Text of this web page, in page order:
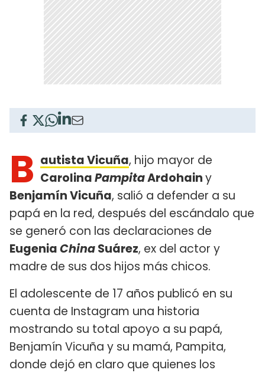
B autista Vicuña, hijo mayor de
CarolinaPampitaArdohainy
Benjamín Vicuña, salió a defender a su
papá en la red, después del escándalo que
se generó con las declaraciones de
EugeniaChinaSuárez, ex del actor y
madre de sus dos hijos más chicos.
El adolescente de 17 años publicó en su
cuenta de Instagram una historia
mostrando su total apoyo a su papá,
Benjamín Vicuña y su mamá, Pampita,
donde dejó en claro que quienes los